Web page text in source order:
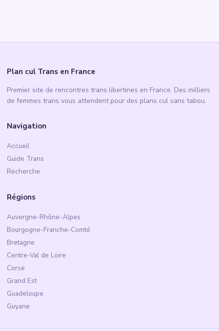
Plan cul Trans en France
Premier site de rencontres trans libertines en France. Des milliers
de femmes trans vous attendent pour des plans cul sans tabou.
Navigation
Accueil
Guide Trans
Recherche
Régions
Auvergne-Rhône-Alpes
Bourgogne-Franche-Comté
Bretagne
Centre-Val de Loire
Corse
Grand Est
Guadeloupe
Guyane